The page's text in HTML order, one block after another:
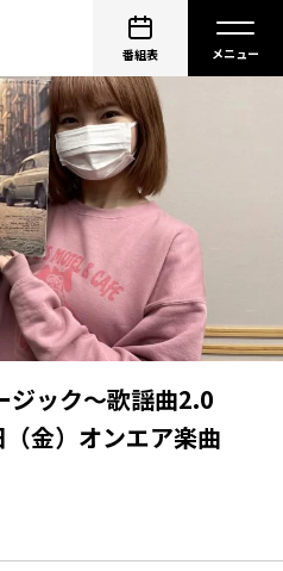
番組表
ジック～歌謡曲2.0
金）オンエア楽曲